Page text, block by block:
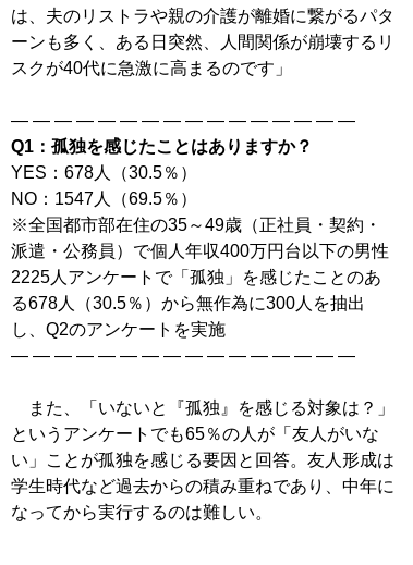
は、夫のリストラや親の介護が離婚に繋がるパタ
ーンも多く、ある日突然、人間関係が崩壊するリ
スクが40代に急激に高まるのです」
Q1：孤独を感じたことはありますか？
YES：678人（30.5％）
NO：1547人（69.5％）
※全国都市部在住の35～49歳（正社員・契約・
派遣・公務員）で個人年収400万円台以下の男性
2225人アンケートで「孤独」を感じたことのあ
る678人（30.5％）から無作為に300人を抽出
し、Q2のアンケートを実施
― ― ― ― ― ― ― ― ― ― ― ― ― ― ― ―
また、「いないと『孤独』を感じる対象は？」
というアンケートでも65％の人が「友人がいな
い」ことが孤独を感じる要因と回答。友人形成は
学生時代など過去からの積み重ねであり、中年に
なってから実行するのは難しい。